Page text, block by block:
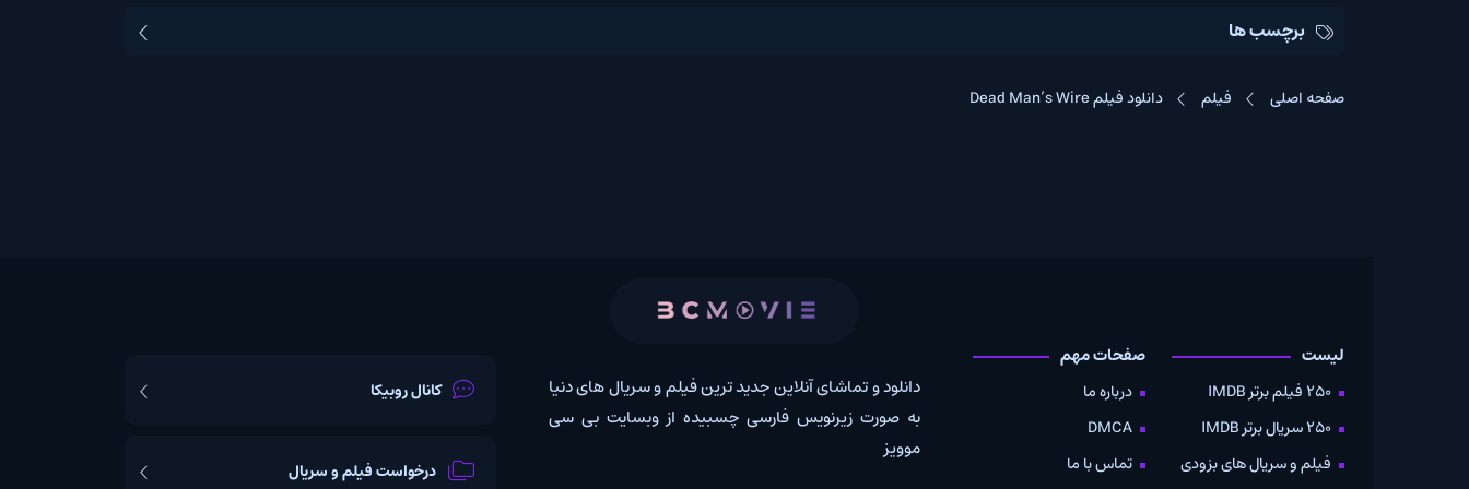
برچسب ها
فیلم دانلود فیلم Dead Man’s Wire
فیلم و سریال های بزودی
صفحات مهم
درباره ما
DMCA
تماس با ما
دانلود و تماشای آنلاین جدید ترین فیلم و سریال های دنیا
به صورت زیرنویس فارسی چسبیده از وبسایت بی سی
کانال روبیکا
درخواست فیلم و سریال